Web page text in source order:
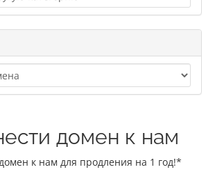
домен к нам
к нам для продления на 1 год!*